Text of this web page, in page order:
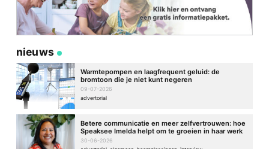
nieuws
Warmtepompen en laagfrequent geluid: de
bromtoon die je niet kunt negeren
09-07-2026
advertorial
Betere communicatie en meer zelfvertrouwen: hoe
Speaksee Imelda helpt om te groeien in haar werk
30-06-2026